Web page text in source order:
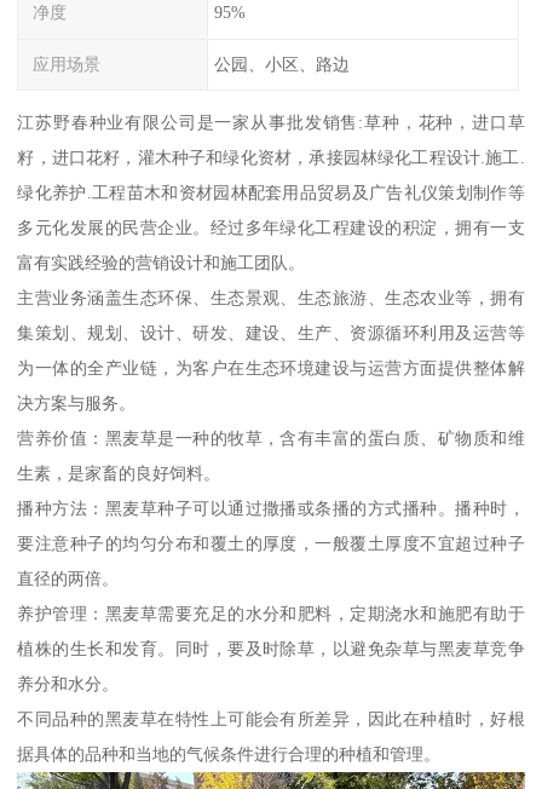
净度 95%
应用场景 公园、小区、路边
江苏野春种业有限公司是一家从事批发销售:草种，花种，进口草
籽，进口花籽，灌木种子和绿化资材，承接园林绿化工程设计.施工.
绿化养护.工程苗木和资材园林配套用品贸易及广告礼仪策划制作等
多元化发展的民营企业。经过多年绿化工程建设的积淀，拥有一支
富有实践经验的营销设计和施工团队。
主营业务涵盖生态环保、生态景观、生态旅游、生态农业等，拥有
集策划、规划、设计、研发、建设、生产、资源循环利用及运营等
为一体的全产业链，为客户在生态环境建设与运营方面提供整体解
决方案与服务。
营养价值：黑麦草是一种的牧草，含有丰富的蛋白质、矿物质和维
生素，是家畜的良好饲料。
播种方法：黑麦草种子可以通过撒播或条播的方式播种。播种时，
要注意种子的均匀分布和覆土的厚度，一般覆土厚度不宜超过种子
直径的两倍。
养护管理：黑麦草需要充足的水分和肥料，定期浇水和施肥有助于
植株的生长和发育。同时，要及时除草，以避免杂草与黑麦草竞争
养分和水分。
不同品种的黑麦草在特性上可能会有所差异，因此在种植时，好根
据具体的品种和当地的气候条件进行合理的种植和管理。